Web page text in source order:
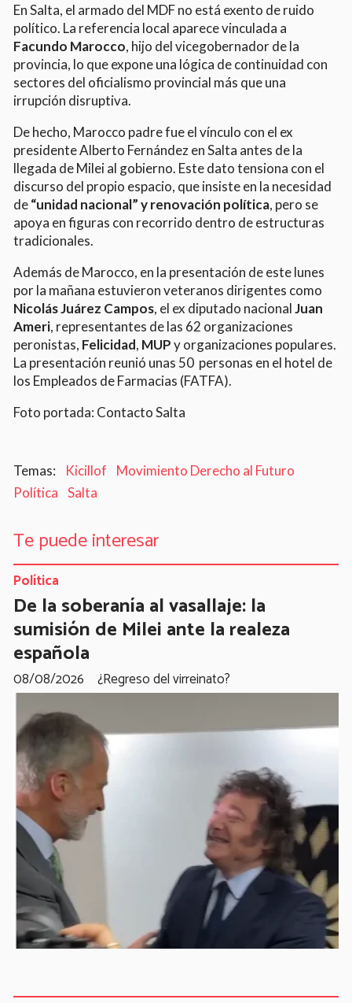
En Salta, el armado del MDF no está exento de ruido
político. La referencia local aparece vinculada a
Facundo Marocco, hijo del vicegobernador de la
provincia, lo que expone una lógica de continuidad con
sectores del oficialismo provincial más que una
irrupción disruptiva.
De hecho, Marocco padre fue el vínculo con el ex
presidente Alberto Fernández en Salta antes de la
llegada de Milei al gobierno. Este dato tensiona con el
discurso del propio espacio, que insiste en la necesidad
de“unidad nacional” y renovación política, pero se
apoya en figuras con recorrido dentro de estructuras
tradicionales.
Además de Marocco, en la presentación de este lunes
por la mañana estuvieron veteranos dirigentes como
Nicolás Juárez Campos, el ex diputado nacionalJuan
Ameri, representantes de las 62 organizaciones
peronistas, Felicidad, MUPyorganizaciones populares.
La presentación reunió unas 50 personas en el hotel de
los Empleados de Farmacias (FATFA).
Foto portada: Contacto Salta
Kicillof
Movimiento Derecho al Futuro
Política
Salta
Te puede interesar
De la soberanía al vasallaje: la
sumisión de Milei ante la realeza
española
¿Regreso del virreinato?
Política
08/08/2026